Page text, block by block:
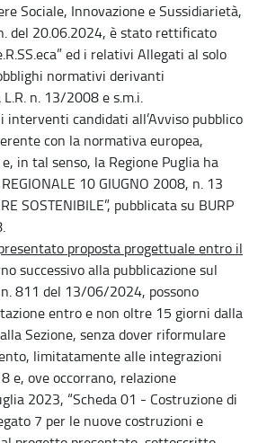
Sociale, Innovazione e Sussidiarietà,
del 20.06.2024, è stato rettificato
ed i relativi Allegati al solo
normativi derivanti
n. 13/2008 e s.m.i.
interventi candidati all’Avviso pubblico
con la normativa europea,
in tal senso, la Regione Puglia ha
10 GIUGNO 2008, n. 13
SOSTENIBILE”, pubblicata su BURP
proposta progettuale entro il
successivo alla pubblicazione sul
811 del 13/06/2024, possono
entro e non oltre 15 giorni dalla
Sezione, senza dover riformulare
limitatamente alle integrazioni
e, ove occorrano, relazione
2023, “Scheda 01 - Costruzione di
7 per le nuove costruzioni e